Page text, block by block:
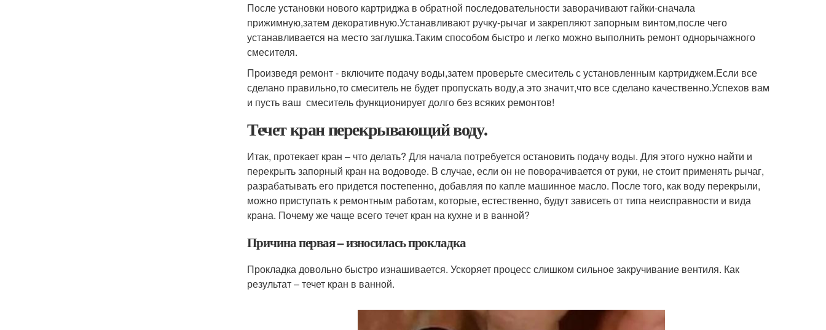
После установки нового картриджа в обратной последовательности заворачивают гайки-сначала
прижимную,затем декоративную.Устанавливают ручку-рычаг и закрепляют запорным винтом,после чего
устанавливается на место заглушка.Таким способом быстро и легко можно выполнить ремонт однорычажного
смесителя.
Произведя ремонт - включите подачу воды,затем проверьте смеситель с установленным картриджем.Если все
сделано правильно,то смеситель не будет пропускать воду,а это значит,что все сделано качественно.Успехов вам
и пусть ваш смеситель функционирует долго без всяких ремонтов!
Течет кран перекрывающий воду.
Итак, протекает кран – что делать? Для начала потребуется остановить подачу воды. Для этого нужно найти и
перекрыть запорный кран на водоводе. В случае, если он не поворачивается от руки, не стоит применять рычаг,
разрабатывать его придется постепенно, добавляя по капле машинное масло. После того, как воду перекрыли,
можно приступать к ремонтным работам, которые, естественно, будут зависеть от типа неисправности и вида
крана. Почему же чаще всего течет кран на кухне и в ванной?
Причина первая – износилась прокладка
Прокладка довольно быстро изнашивается. Ускоряет процесс слишком сильное закручивание вентиля. Как
результат – течет кран в ванной.